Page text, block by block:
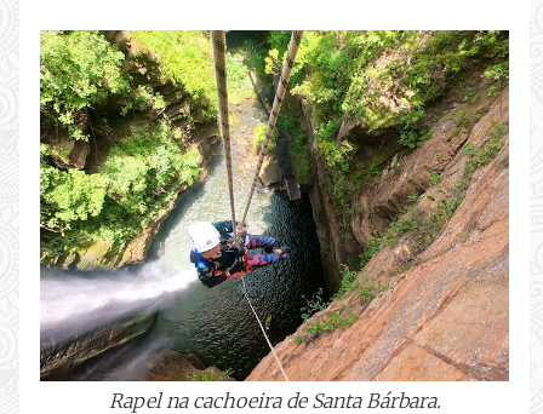
Rapel na cachoeira de Santa Bárbara.